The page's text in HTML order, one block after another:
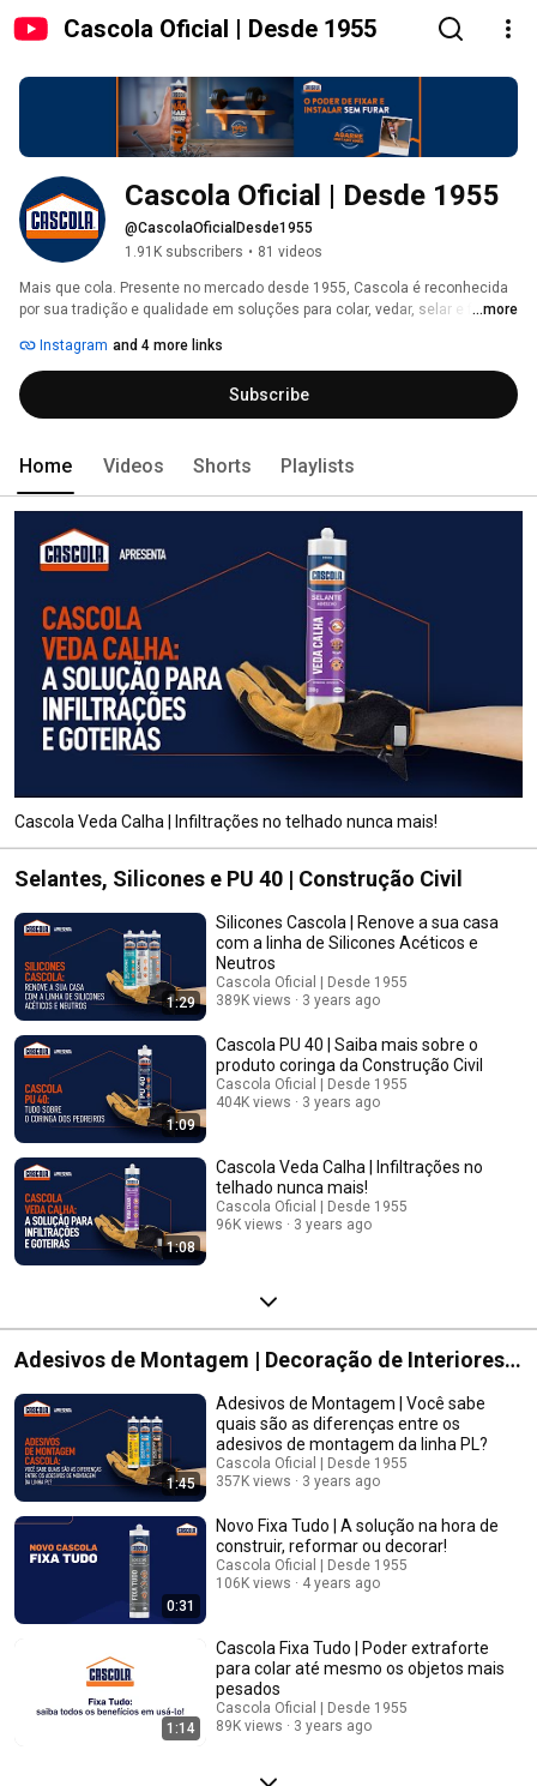
Cascola Oficial | Desde 1955
Cascola Oficial | Desde 1955
@CascolaOficialDesde1955
1.91K subscribers • 81 videos
Mais que cola. Presente no mercado desde 1955, Cascola é reconhecida
por sua tradição e qualidade em soluções para colar, vedar, selar e fixar
Contato, Adesivos de Montagem, Colas Brancas, Silicones e Selantes, do
artesanato e marcenaria a obras e reformas.
...more
Instagram and 4 more links
Subscribe
Home Videos Shorts Playlists
Cascola Veda Calha | Infiltrações no telhado nunca mais!​
Selantes, Silicones e PU 40 | Construção Civil
1:29
Silicones Cascola | Renove a sua casa
com a linha de Silicones Acéticos e
Neutros​
Cascola Oficial | Desde 1955
389K views
3 years ago
1:09
Cascola PU 40 | Saiba mais sobre o
produto coringa da Construção Civil​
Cascola Oficial | Desde 1955
404K views
3 years ago
1:08
Cascola Veda Calha | Infiltrações no
telhado nunca mais!​
Cascola Oficial | Desde 1955
96K views
3 years ago
Adesivos de Montagem | Decoração de Interiores,
Arquitetura
1:45
Adesivos de Montagem | Você sabe
quais são as diferenças entre os
adesivos de montagem da linha PL?
Cascola Oficial | Desde 1955
357K views
3 years ago
0:31
Novo Fixa Tudo | A solução na hora de
construir, reformar ou decorar!
Cascola Oficial | Desde 1955
106K views
4 years ago
1:14
Cascola Fixa Tudo | Poder extraforte
para colar até mesmo os objetos mais
pesados​
Cascola Oficial | Desde 1955
89K views
3 years ago